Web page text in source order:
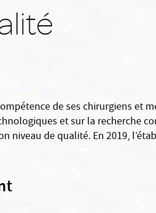
de ses chirurgiens et
et sur la recherche
de qualité. En 2019,